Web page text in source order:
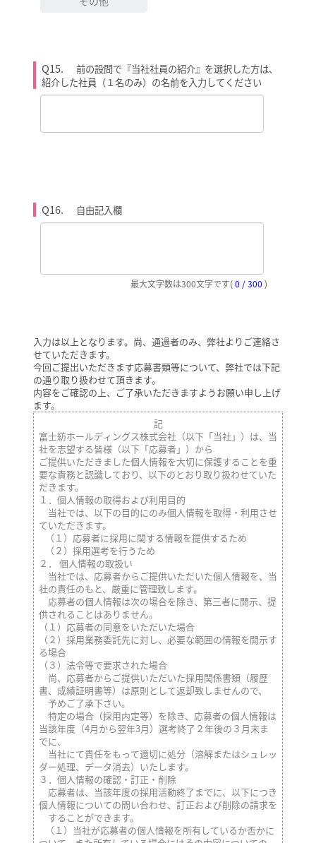
Q15.
前の設問で『当社社員の紹介』を選択した方は、
紹介した社員（１名のみ）の名前を入力してください
Q16. 自由記入欄
最大文字数は300文字です(0 / 300 )
入力は以上となります。尚、通過者のみ、弊社よりご連絡さ
せていただきます。
今回ご提出いただきます応募書類等について、弊社では下記
の通り取り扱わせて頂きます。
内容をご確認の上、ご了承いただきますようお願い申し上げ
ます。
記
富士紡ホールディングス株式会社（以下「当社」）は、当
社を志望する皆様（以下「応募者」）から
ご提供いただきました個人情報を大切に保護することを重
要な責務と認識しており、以下のとおり取り扱わせていた
だきます。
１．個人情報の取得および利用目的
当社では、以下の目的にのみ個人情報を取得・利用させ
ていただきます。
（１）応募者に採用に関する情報を提供するため
（２）採用選考を行うため
２． 個人情報の取扱い
当社では、応募者からご提供いただいた個人情報を、当
社の責任のもと、厳重に管理致します。
応募者の個人情報は次の場合を除き、第三者に開示、提
供されることはありません。
（１）応募者の同意をいただいた場合
（２）採用業務委託先に対し、必要な範囲の情報を開示す
る場合
（３）法令等で要求された場合
尚、応募者からご提供いただいた採用関係書類（履歴
書、成績証明書等）は原則として返却致しませんので、
予めご了承下さい。
特定の場合（採用内定等）を除き、応募者の個人情報は
当該年度（4月から翌年3月）選考終了２年後の３月末ま
でに、
当社にて責任をもって適切に処分（溶解またはシュレッ
ダー処理、データ消去）いたします。
３．個人情報の確認・訂正・削除
応募者は、当該年度の採用活動終了までに、以下につき
個人情報についての問い合わせ、訂正および削除の請求を
することができます。
（１）当社が応募者の個人情報を所有しているか否かに